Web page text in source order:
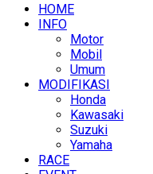
HOME
INFO
Motor
Mobil
Umum
MODIFIKASI
Honda
Kawasaki
Suzuki
Yamaha
RACE